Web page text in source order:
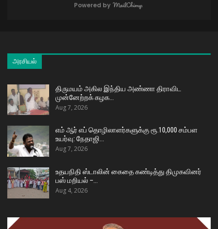
Powered by
அரசியல்
திருமயம் அகில இந்திய அண்ணா திராவிட
முன்னேற்றக் கழக…
Aug 7, 2026
எம் ஆர் எப் தொழிலாளர்களுக்கு ரூ.10,000 சம்பள
உயர்வு: நேதாஜி…
Aug 7, 2026
உதயநிதி ஸ்டாலின் கைதை கண்டித்து திமுகவினர்
பஸ் மறியல் –…
Aug 4, 2026